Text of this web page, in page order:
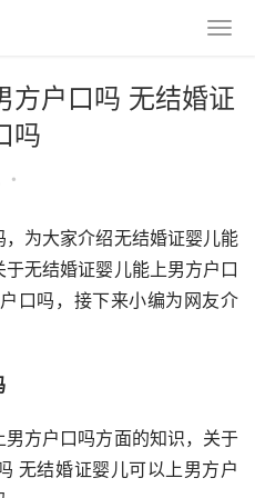
方户口吗 无结婚证
吗
•
为大家介绍无结婚证婴儿能
无结婚证婴儿能上男方户口
口吗，接下来小编为网友介
方户口吗方面的知识，关于
无结婚证婴儿可以上男方户